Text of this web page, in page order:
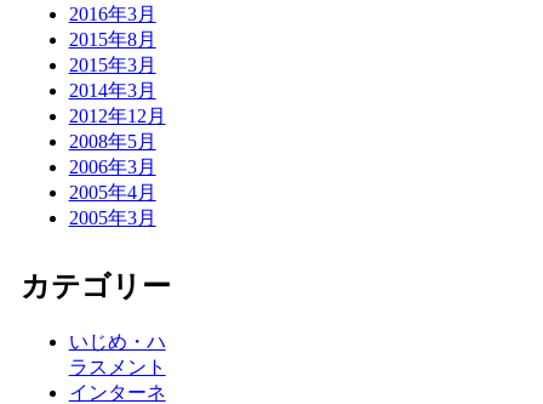
2016年3月
2015年8月
2015年3月
2014年3月
2012年12月
2008年5月
2006年3月
2005年4月
2005年3月
カテゴリー
いじめ・ハ
ラスメント
インターネ